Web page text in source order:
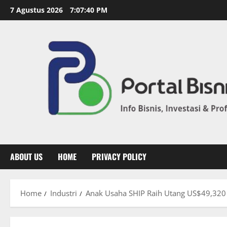
7 Agustus 2026 7:07:41 PM
ABOUT US HOME PRIVACY POLICY
Home Industri Anak Usaha SHIP Raih Utang US$49,320